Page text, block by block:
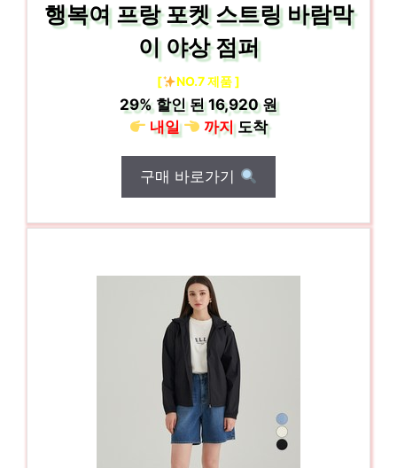
행복여 프랑 포켓 스트링 바람막
이 야상 점퍼
[ NO.7 제품 ]
29%할인 된16,920 원
내일
까지도착
구매 바로가기